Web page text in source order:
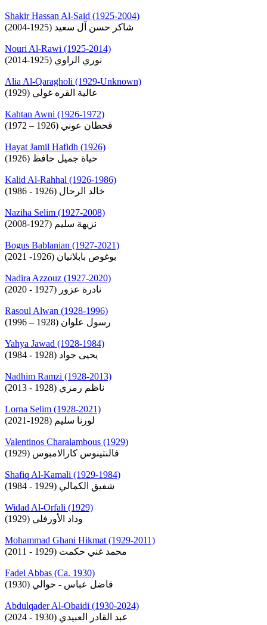
Shakir Hassan Al-Said (1925-2004)
شاكر حسن آل سعيد (1925-2004)
Nouri Al-Rawi (1925-2014)
نوري الراوي (1925-2014)
Alia Al-Qaragholi (1929-Unknown)
عالية القره غولي (1929)
Kahtan Awni (1926-1972)
قحطان عوني (1926 – 1972)
Hayat Jamil Hafidh (1926)
حياة جميل حافظ (1926)
Kalid Al-Rahhal (1926-1986)
خالد الرحال (1926 - 1986)
Naziha Selim (1927-2008)
نزيهة سليم (1927-2008)
Bogus Bablanian (1927-2021)
بوغوص بابلانيان (1926- 2021)
Nadira Azzouz (1927-2020)
نادرة عزور (1927 - 2020)
Rasoul Alwan (1928-1996)
رسول علوان (1928 – 1996)
Yahya Jawad (1928-1984)
يحيى جواد (1928 - 1984)
Nadhim Ramzi (1928-2013)
ناظم رمزي (1928 - 2013)
Lorna Selim (1928-2021)
لورنا سليم (1928-2021)
Valentinos Charalambous (1929)
فالنتينوس كارالامبوس (1929)
Shafiq Al-Kamali (1929-1984)
شفيق الكمالي (1929 - 1984)
Widad Al-Orfali (1929)
وداد الأورفلي (1929)
Mohammad Ghani Hikmat (1929-2011)
محمد غني حكمت (1929 - 2011)
Fadel Abbas (Ca. 1930)
فاضل عباس - حوالي (1930)
Abdulqader Al-Obaidi (1930-2024)
عبد القادر العبيدي (1930 - 2024)